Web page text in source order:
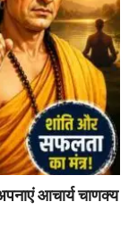
आचार्य चाणक्य